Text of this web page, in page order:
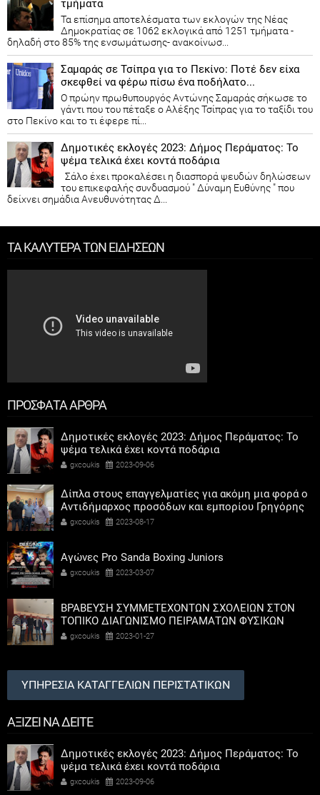
τμήματα
Τα επίσημα αποτελέσματα των εκλογών της Νέας
Δημοκρατίας​ σε 1062 εκλογικά από 1251 τμήματα -
δηλαδή στο 85% της ενσωμάτωσης- ανακοίνωσ...
Σαμαράς σε Τσίπρα για το Πεκίνο: Ποτέ δεν είχα
σκεφθεί να φέρω πίσω ένα ποδήλατο...
Ο πρώην πρωθυπουργός Αντώνης Σαμαράς σήκωσε το
γάντι που του πέταξε ο Αλέξης Τσίπρας για το ταξίδι του
στο Πεκίνο και το τι έφερε πί...
Δημοτικές εκλογές 2023: Δήμος Περάματος: Το
ψέμα τελικά έχει κοντά ποδάρια
Σάλο έχει προκαλέσει η διασπορά ψευδών δηλώσεων
του επικεφαλής συνδυασμού " Δύναμη Ευθύνης " που
δείχνει σημάδια Ανευθυνότητας Δ...
ΤΑ ΚΑΛΥΤΕΡΑ ΤΩΝ ΕΙΔΗΣΕΩΝ
ΠΡΟΣΦΑΤΑ ΑΡΘΡΑ
Δημοτικές εκλογές 2023: Δήμος Περάματος: Το
ψέμα τελικά έχει κοντά ποδάρια
gxcoukis 2023-09-06
Δίπλα στους επαγγελματίες για ακόμη μια φορά ο
Αντιδήμαρχος προσόδων και εμπορίου Γρηγόρης
Καψοκόλης
gxcoukis 2023-08-17
Αγώνες Pro Sanda Boxing Juniors
gxcoukis 2023-03-07
ΒΡΑΒΕΥΣΗ ΣΥΜΜΕΤΕΧΟΝΤΩΝ ΣΧΟΛΕΙΩΝ ΣΤΟΝ
ΤΟΠΙΚΟ ΔΙΑΓΩΝΙΣΜΟ ΠΕΙΡΑΜΑΤΩΝ ΦΥΣΙΚΩΝ
ΕΠΙΣΤΗΜΩΝ
gxcoukis 2023-01-27
ΥΠΗΡΕΣΙΑ ΚΑΤΑΓΓΕΛΙΩΝ ΠΕΡΙΣΤΑΤΙΚΩΝ
ΑΞΙΖΕΙ ΝΑ ΔΕΙΤΕ
Δημοτικές εκλογές 2023: Δήμος Περάματος: Το
ψέμα τελικά έχει κοντά ποδάρια
gxcoukis 2023-09-06